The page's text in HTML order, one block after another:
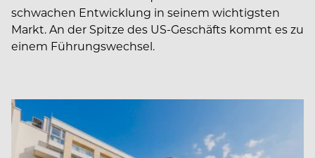
schwachen Entwicklung in seinem wichtigsten
Markt. An der Spitze des US-Geschäfts kommt es zu
einem Führungswechsel.